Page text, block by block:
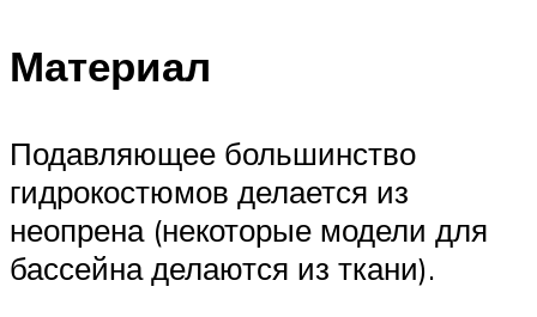
Материал
Подавляющее большинство
гидрокостюмов делается из
неопрена (некоторые модели для
бассейна делаются из ткани).